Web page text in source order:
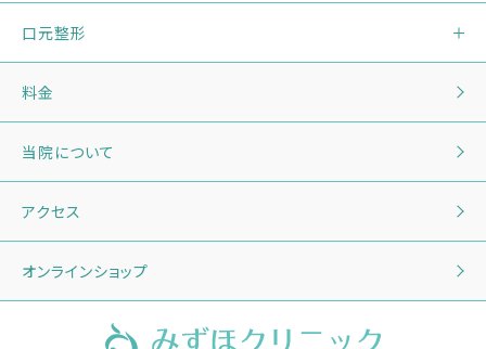
口元整形
料金
当院について
アクセス
オンラインショップ